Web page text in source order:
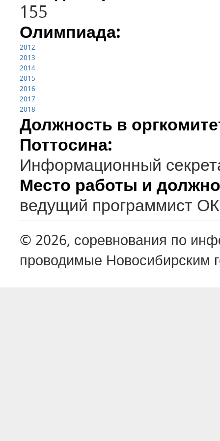
155
Олимпиада:
2012
2013
2014
2015
2016
2017
2018
Должность в
Поттосина:
Информационный
Место работы и
ведущий программист
© 2026, соревнования по
проводимые Новосибирским